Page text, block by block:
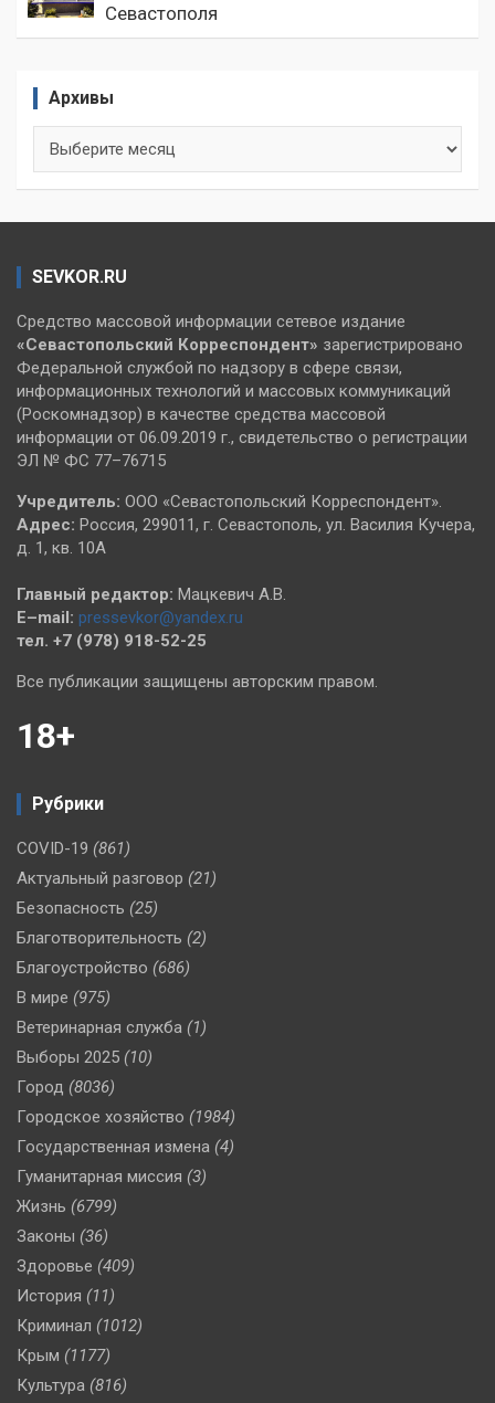
Севастополя
Архивы
SEVKOR.RU
Средство массовой информации сетевое издание
«Севастопольский Корреспондент» зарегистрировано
Федеральной службой по надзору в сфере связи,
информационных технологий и массовых коммуникаций
(Роскомнадзор) в качестве средства массовой
информации от 06.09.2019 г., свидетельство о регистрации
ЭЛ № ФС 77–76715
Учредитель: ООО «Севастопольский Корреспондент».
Адрес: Россия, 299011, г. Севастополь, ул. Василия Кучера,
д. 1, кв. 10А
Главный редактор: Мацкевич А.В.
E–mail: pressevkor@yandex.ru
тел. +7 (978) 918-52-25
Все публикации защищены авторским правом.
18+
Рубрики
COVID-19 (861)
Актуальный разговор (21)
Безопасность (25)
Благотворительность (2)
Благоустройство (686)
В мире (975)
Ветеринарная служба (1)
Выборы 2025 (10)
Город (8036)
Городское хозяйство (1984)
Государственная измена (4)
Гуманитарная миссия (3)
Жизнь (6799)
Законы (36)
Здоровье (409)
История (11)
Криминал (1012)
Крым (1177)
Культура (816)